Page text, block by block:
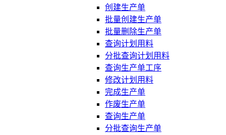
创建生产单
批量创建生产单
批量删除生产单
查询计划用料
分批查询计划用料
查询生产单工序
修改计划用料
完成生产单
作废生产单
查询生产单
分批查询生产单